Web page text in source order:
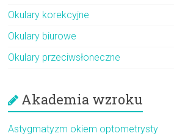
Okulary korekcyjne
Okulary biurowe
Okulary przeciwsłoneczne
Akademia wzroku
Astygmatyzm okiem optometrysty